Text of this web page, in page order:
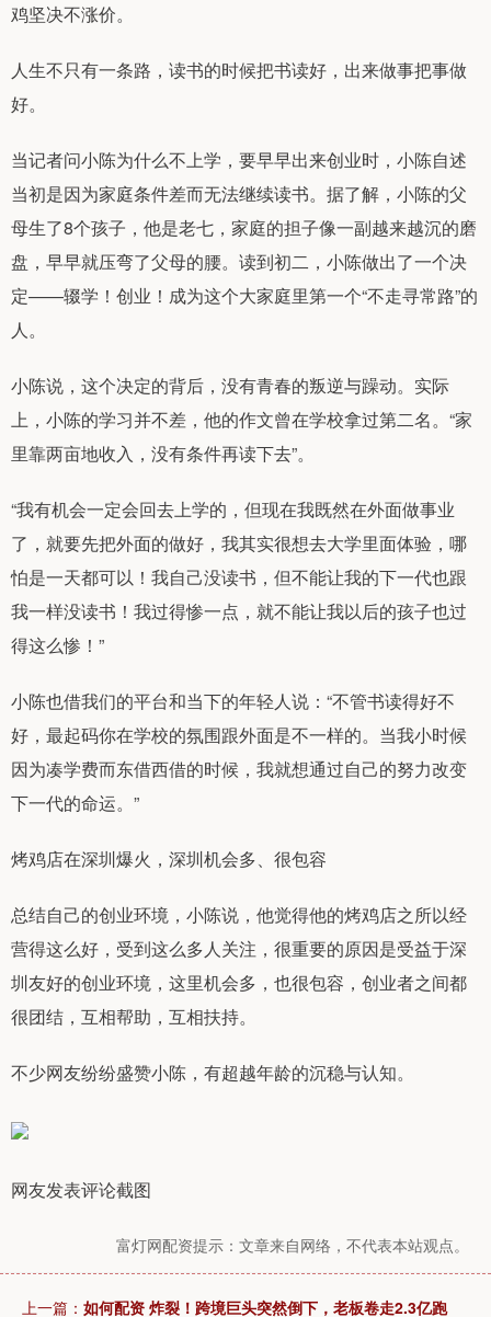
鸡坚决不涨价。
人生不只有一条路，读书的时候把书读好，出来做事把事做
好。
当记者问小陈为什么不上学，要早早出来创业时，小陈自述
当初是因为家庭条件差而无法继续读书。据了解，小陈的父
母生了8个孩子，他是老七，家庭的担子像一副越来越沉的磨
盘，早早就压弯了父母的腰。读到初二，小陈做出了一个决
定——辍学！创业！成为这个大家庭里第一个“不走寻常路”的
人。
小陈说，这个决定的背后，没有青春的叛逆与躁动。实际
上，小陈的学习并不差，他的作文曾在学校拿过第二名。“家
里靠两亩地收入，没有条件再读下去”。
“我有机会一定会回去上学的，但现在我既然在外面做事业
了，就要先把外面的做好，我其实很想去大学里面体验，哪
怕是一天都可以！我自己没读书，但不能让我的下一代也跟
我一样没读书！我过得惨一点，就不能让我以后的孩子也过
得这么惨！”
小陈也借我们的平台和当下的年轻人说：“不管书读得好不
好，最起码你在学校的氛围跟外面是不一样的。当我小时候
因为凑学费而东借西借的时候，我就想通过自己的努力改变
下一代的命运。”
烤鸡店在深圳爆火，深圳机会多、很包容
总结自己的创业环境，小陈说，他觉得他的烤鸡店之所以经
营得这么好，受到这么多人关注，很重要的原因是受益于深
圳友好的创业环境，这里机会多，也很包容，创业者之间都
很团结，互相帮助，互相扶持。
不少网友纷纷盛赞小陈，有超越年龄的沉稳与认知。
网友发表评论截图
富灯网配资提示：文章来自网络，不代表本站观点。
上一篇： 如何配资 炸裂！跨境巨头突然倒下，老板卷走2.3亿跑